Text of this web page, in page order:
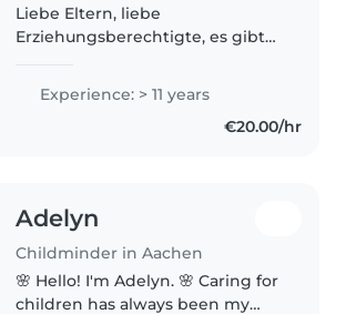
Liebe Eltern, liebe
Erziehungsberechtigte, es gibt
weshalb Ihr eine Tagesmutter in
Anspruch nehmen möchtet
oder sogar müsst.Mein Angebot
Experience: > 11 years
€20.00/hr
Adelyn
Childminder in Aachen
🌸 Hello! I'm Adelyn. 🌸 Caring for
children has always been my